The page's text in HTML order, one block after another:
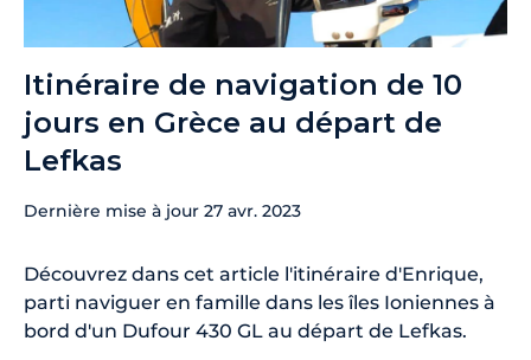
Itinéraire de navigation de 10
jours en Grèce au départ de
Lefkas
Dernière mise à jour 27 avr. 2023
Découvrez dans cet article l'itinéraire d'Enrique,
parti naviguer en famille dans les îles Ioniennes à
bord d'un Dufour 430 GL au départ de Lefkas.